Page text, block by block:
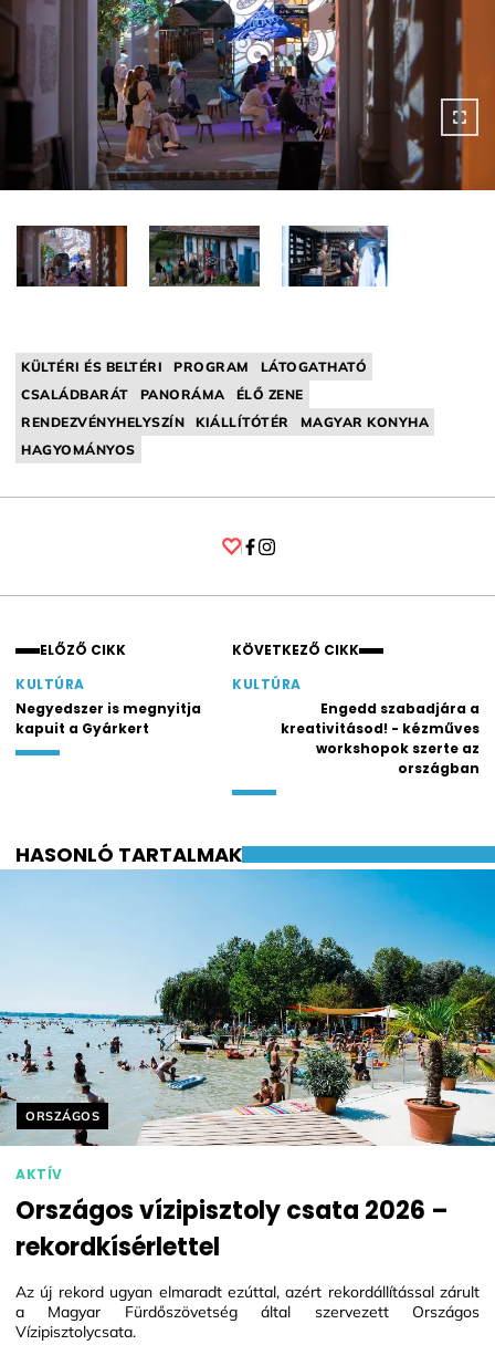
KÜLTÉRI ÉS BELTÉRI PROGRAM
LÁTOGATHATÓ
CSALÁDBARÁT
PANORÁMA
ÉLŐ ZENE
RENDEZVÉNYHELYSZÍN
KIÁLLÍTÓTÉR
MAGYAR KONYHA
HAGYOMÁNYOS
ELŐZŐ CIKK
KULTÚRA
Negyedszer is megnyitja
kapuit a Gyárkert
KÖVETKEZŐ CIKK
KULTÚRA
Engedd szabadjára a
kreativitásod! - kézműves
workshopok szerte az
országban
HASONLÓ TARTALMAK
Helyszín címkék:
ORSZÁGOS
AKTÍV
Országos vízipisztoly csata 2026 –
rekordkísérlettel
Az új rekord ugyan elmaradt ezúttal, azért rekordállítással zárult
a Magyar Fürdőszövetség által szervezett Országos
Vízipisztolycsata.